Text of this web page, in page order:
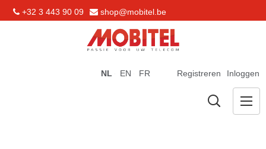
+32 3 443 90 09 shop@mobitel.be
Registreren Inloggen
NL EN FR